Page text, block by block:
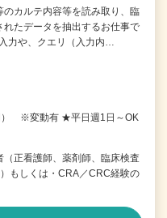
カルテ内容等を読み取り、臨
たデータを抽出するお仕事で
力や、クエリ（入力内…
） ※変動有 ★平日週1日～OK
（正看護師、薬剤師、臨床検査
もしくは・CRA／CRC経験の